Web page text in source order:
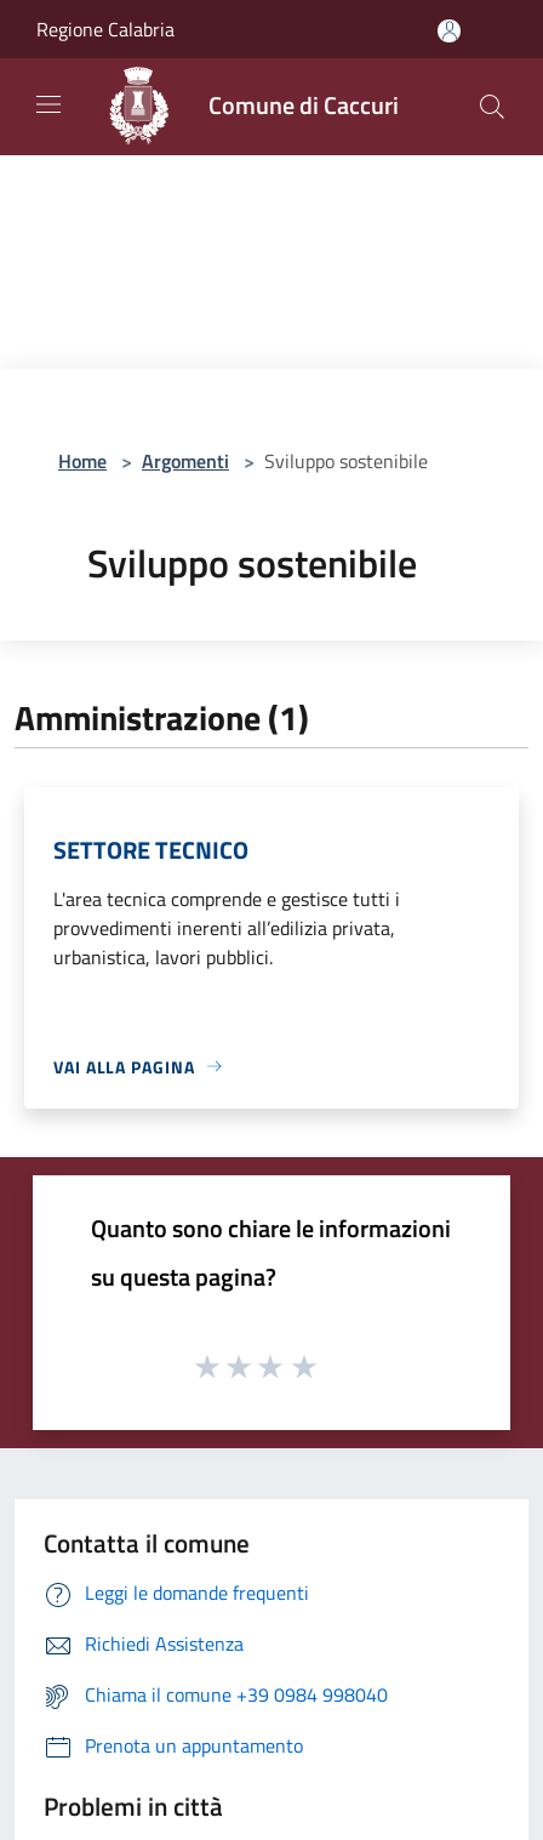
Regione Calabria
Comune di Caccuri
Home > Argomenti > Sviluppo sostenibile
Sviluppo sostenibile
Amministrazione (1)
SETTORE TECNICO
L'area tecnica comprende e gestisce tutti i
provvedimenti inerenti all’edilizia privata,
urbanistica, lavori pubblici.
VAI ALLA PAGINA
Quanto sono chiare le informazioni
su questa pagina?
Contatta il comune
Leggi le domande frequenti
Richiedi Assistenza
Chiama il comune +39 0984 998040
Prenota un appuntamento
Problemi in città